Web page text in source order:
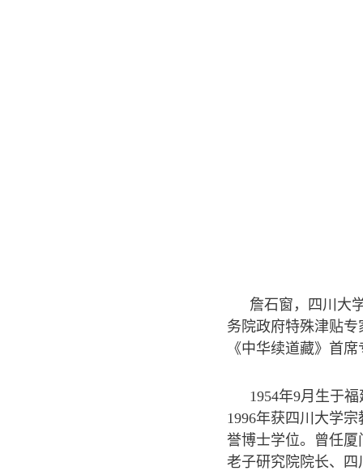
詹石窗，四川大
务院政府特殊津贴
《中华续道藏》首
1954年9月生于
1996年获四川大学
誉博士学位。曾任
老子研究院院长、